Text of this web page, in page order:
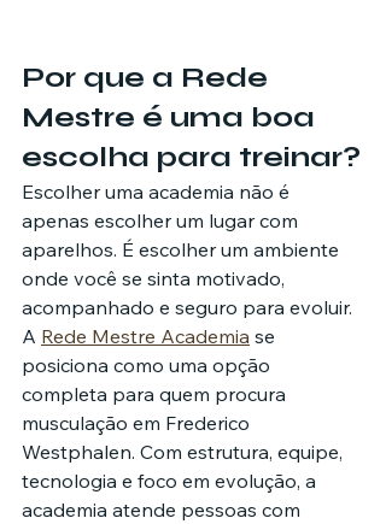
Por que a Rede
Mestre é uma boa
escolha para treinar?
Escolher uma academia não é
apenas escolher um lugar com
aparelhos. É escolher um ambiente
onde você se sinta motivado,
acompanhado e seguro para evoluir.
A Rede Mestre Academia se
posiciona como uma opção
completa para quem procura
musculação em Frederico
Westphalen. Com estrutura, equipe,
tecnologia e foco em evolução, a
academia atende pessoas com